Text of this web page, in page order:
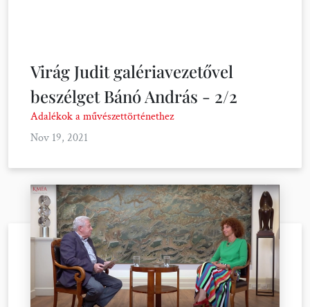
Virág Judit galériavezetővel
beszélget Bánó András - 2/2
Adalékok a művészettörténethez
Nov 19, 2021